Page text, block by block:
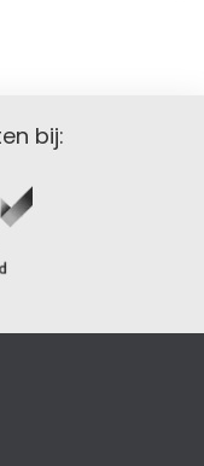
bij: